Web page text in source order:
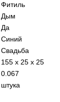
Фитиль
Дым
Да
Синий
Свадьба
155 х 25 х 25
0.067
штука